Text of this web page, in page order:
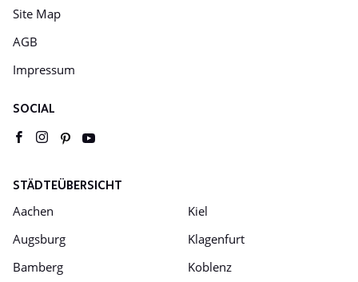
Site Map
AGB
Impressum
SOCIAL
facebookinstagram
pinterest
STÄDTEÜBERSICHT
Aachen
Augsburg
Bamberg
Kiel
Klagenfurt
Koblenz